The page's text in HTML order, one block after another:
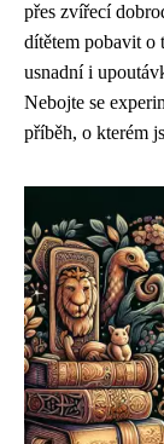
přes zvířecí
dítětem pobavit o
usnadní i
Nebojte se
příběh, o kterém